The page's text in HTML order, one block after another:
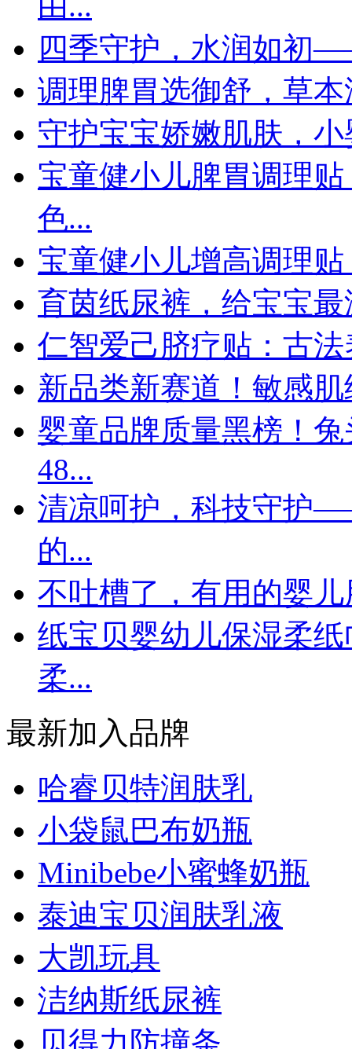
四季守护，水润如初
调理脾胃选御舒，草
守护宝宝娇嫩肌肤，
宝童健小儿脾胃调理
色...
宝童健小儿增高调理
育茵纸尿裤，给宝宝
仁智爱己脐疗贴：古
新品类新赛道！敏感
婴童品牌质量黑榜！
48...
清凉呵护，科技守护
的...
不吐槽了，有用的婴
纸宝贝婴幼儿保湿柔
柔...
最新加入品牌
哈睿贝特润肤乳
小袋鼠巴布奶瓶
Minibebe小蜜蜂奶瓶
泰迪宝贝润肤乳液
大凯玩具
洁纳斯纸尿裤